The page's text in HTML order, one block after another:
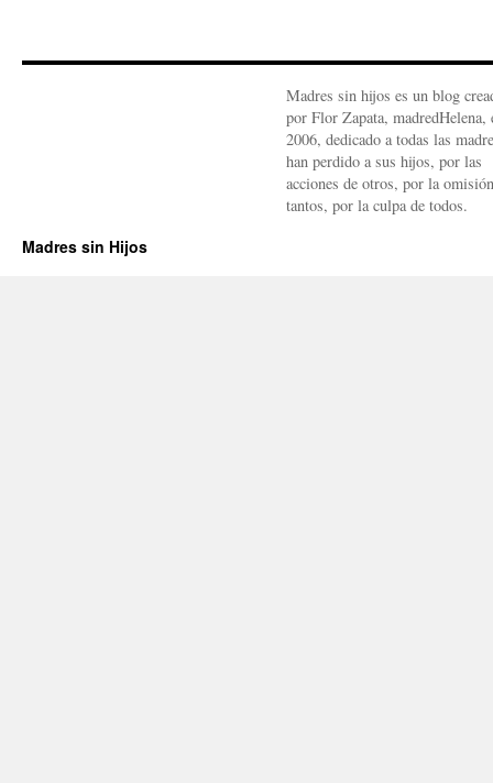
Madres sin hijos es un blog
por Flor Zapata, madredHelena,
2006, dedicado a todas las
han perdido a sus hijos, por las
acciones de otros, por la
tantos, por la culpa de todos.
Madres sin Hijos